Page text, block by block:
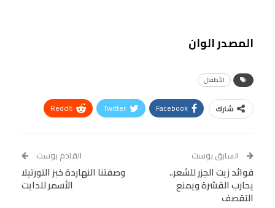
المصدر الوان
الأطفال
شارك Facebook
Twitter
ReddIt
Tumblr
البريد الإلكتروني
StumbleUpon
VK
Digg
LINE
Viber
السابق بوست
فوائد زيت الجزر للشعر..
يحارب القشرة ويمنع
التقصف
القادم بوست
وصفتنا النهاردة خبز التورتيلا
الأسمر للدايت